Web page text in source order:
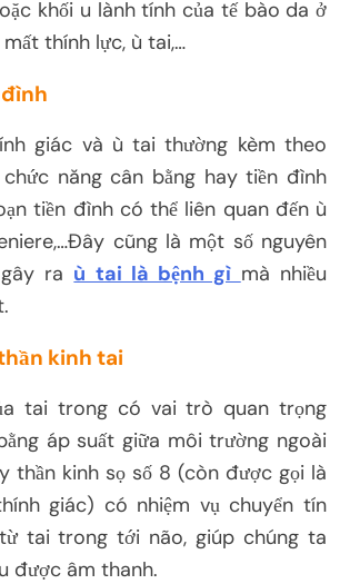
khối u lành tính của tế bào da ở
thính lực, ù tai,…
đình
giác và ù tai thường kèm theo
năng cân bằng hay tiền đình
tiền đình có thể liên quan đến ù
cũng là một số nguyên
ra ù tai là bệnh gì mà nhiều
kinh tai
tai trong có vai trò quan trọng
áp suất giữa môi trường ngoài
thần kinh sọ số 8 (còn được gọi là
giác) có nhiệm vụ chuyển tín
tai trong tới não, giúp chúng ta
được âm thanh.